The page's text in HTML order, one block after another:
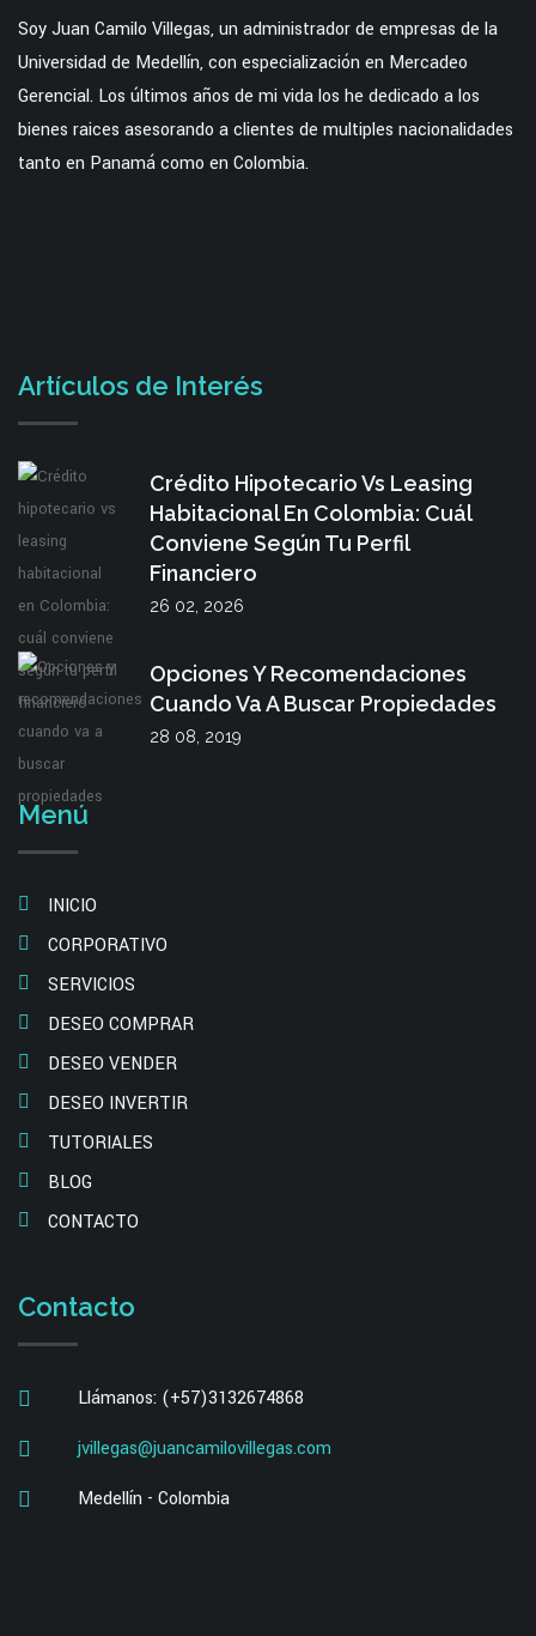
Soy Juan Camilo Villegas, un administrador de empresas de la
Universidad de Medellín, con especialización en Mercadeo
Gerencial. Los últimos años de mi vida los he dedicado a los
bienes raices asesorando a clientes de multiples nacionalidades
tanto en Panamá como en Colombia.
Artículos de Interés
Crédito Hipotecario Vs Leasing
Habitacional En Colombia: Cuál
Conviene Según Tu Perfil
Financiero
26 02, 2026
Opciones Y Recomendaciones
Cuando Va A Buscar Propiedades
28 08, 2019
Menú
INICIO
CORPORATIVO
SERVICIOS
DESEO COMPRAR
DESEO VENDER
DESEO INVERTIR
TUTORIALES
BLOG
CONTACTO
Contacto
Llámanos: (+57)3132674868
jvillegas@juancamilovillegas.com
Medellín - Colombia